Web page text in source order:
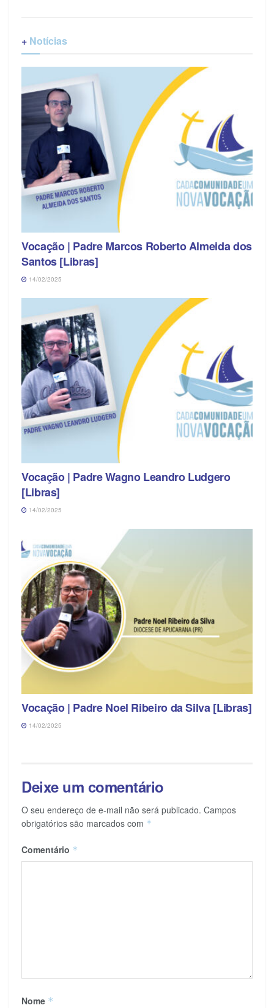
+ Notícias
Vocação | Padre Marcos Roberto Almeida dos
Santos [Libras]
14/02/2025
Vocação | Padre Wagno Leandro Ludgero
[Libras]
14/02/2025
Vocação | Padre Noel Ribeiro da Silva [Libras]
14/02/2025
Deixe um comentário
O seu endereço de e-mail não será publicado. Campos
obrigatórios são marcados com *
Comentário *
Nome *